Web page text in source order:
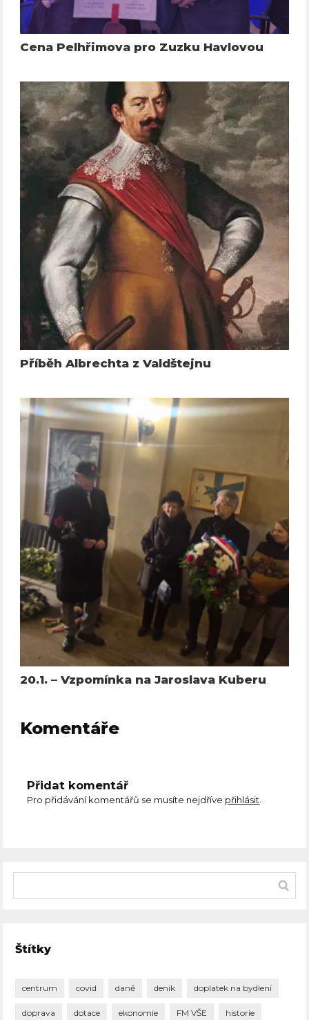
Cena Pelhřimova pro Zuzku Havlovou
Příběh Albrechta z Valdštejnu
20.1. – Vzpomínka na Jaroslava Kuberu
Komentáře
Přidat komentář
Pro přidávání komentářů se musíte nejdříve přihlásit
Štítky
centrum covid daně deník doplatek na bydlení
doprava dotace ekonomie FM VŠE historie